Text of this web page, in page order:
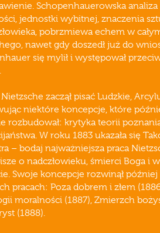
Schopenhauerowska analiza
jednostki wybitnej, znaczenia
pobrzmiewa echem w
nawet gdy doszedł już do
się mylił i występował
zaczął pisać Ludzkie,
niektóre koncepcje, które
rozbudował: krytyka teorii
W roku 1883 ukazała się
– bodaj najważniejsza praca
o nadczłowieku, śmierci Boga i
Swoje koncepcje rozwinął później
pracach: Poza dobrem i złem
moralności (1887), Zmierzch
(1888).